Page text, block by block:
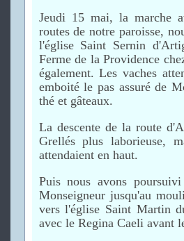
Jeudi 15 mai, la marche
routes de notre paroisse,
l'église Saint Sernin
Ferme de la Providence
également. Les vaches
emboité le pas assuré de
thé et gâteaux.
La descente de la route
Grellés plus laborieuse,
attendaient en haut.
Puis nous avons
Monseigneur jusqu'au
vers l'église Saint Martin
avec le Regina Caeli avant